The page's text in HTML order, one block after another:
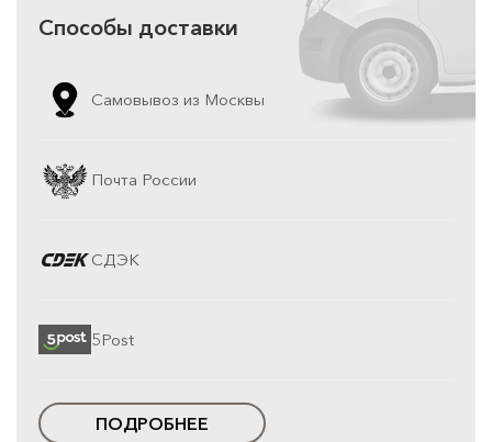
Способы доставки
Самовывоз из Москвы
Почта России
СДЭК
5Post
ПОДРОБНЕЕ